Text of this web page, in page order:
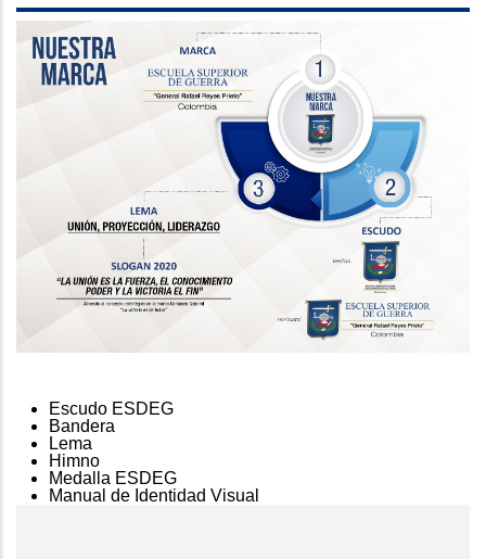
Escudo ESDEG
Bandera
Lema
Himno
Medalla ESDEG
Manual de Identidad Visual